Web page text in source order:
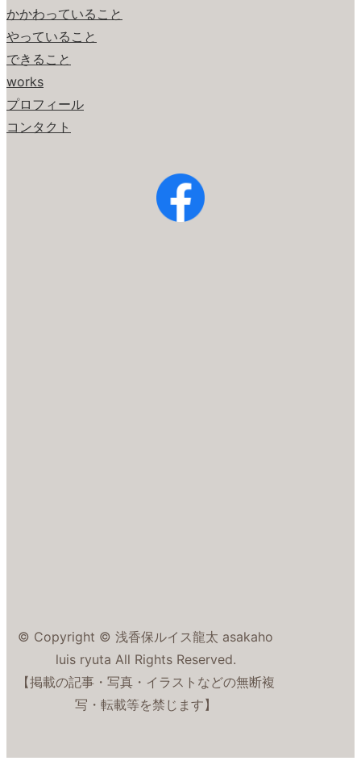
かかわっていること
やっていること
できること
works
プロフィール
コンタクト
© Copyright © 浅香保ルイス龍太 asakaho
luis ryuta All Rights Reserved.
【掲載の記事・写真・イラストなどの無断複
写・転載等を禁じます】